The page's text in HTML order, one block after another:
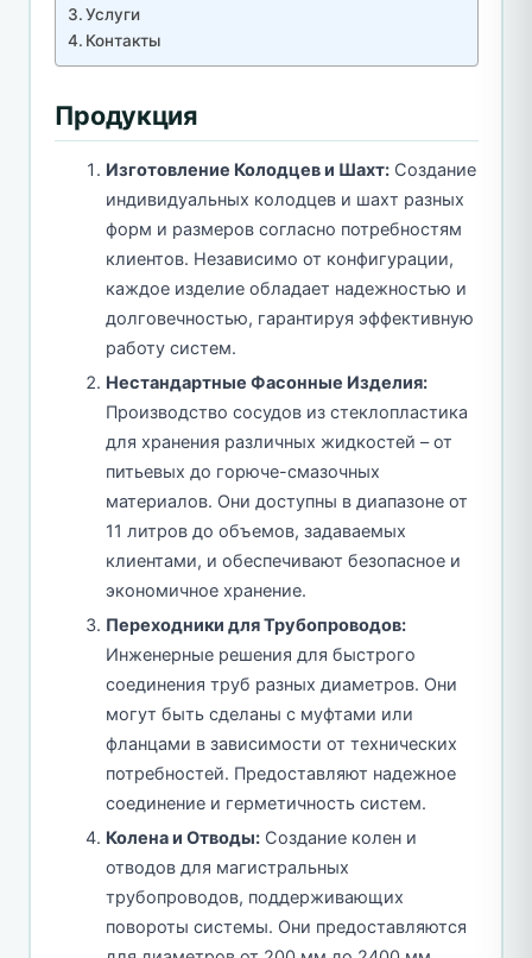
Услуги
Контакты
Продукция
Изготовление Колодцев и Шахт: Создание
индивидуальных колодцев и шахт разных
форм и размеров согласно потребностям
клиентов. Независимо от конфигурации,
каждое изделие обладает надежностью и
долговечностью, гарантируя эффективную
работу систем.
Нестандартные Фасонные Изделия:
Производство сосудов из стеклопластика
для хранения различных жидкостей – от
питьевых до горюче-смазочных
материалов. Они доступны в диапазоне от
11 литров до объемов, задаваемых
клиентами, и обеспечивают безопасное и
экономичное хранение.
Переходники для Трубопроводов:
Инженерные решения для быстрого
соединения труб разных диаметров. Они
могут быть сделаны с муфтами или
фланцами в зависимости от технических
потребностей. Предоставляют надежное
соединение и герметичность систем.
Колена и Отводы: Создание колен и
отводов для магистральных
трубопроводов, поддерживающих
повороты системы. Они предоставляются